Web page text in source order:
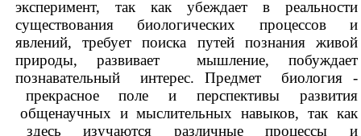
эксперимент, так как убеждает в реальности
существования биологических процессов и
явлений, требует поиска путей познания живой
природы, развивает мышление, побуждает
познавательный интерес. Предмет биология -
прекрасное поле и перспективы развития
общенаучных и мыслительных навыков, так как
здесь изучаются различные процессы и